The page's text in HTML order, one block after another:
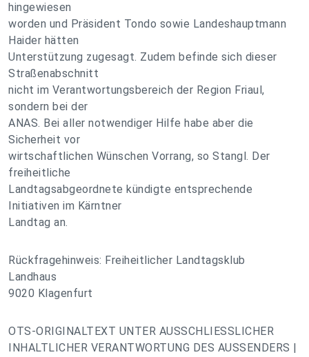
hingewiesen
worden und Präsident Tondo sowie Landeshauptmann
Haider hätten
Unterstützung zugesagt. Zudem befinde sich dieser
Straßenabschnitt
nicht im Verantwortungsbereich der Region Friaul,
sondern bei der
ANAS. Bei aller notwendiger Hilfe habe aber die
Sicherheit vor
wirtschaftlichen Wünschen Vorrang, so Stangl. Der
freiheitliche
Landtagsabgeordnete kündigte entsprechende
Initiativen im Kärntner
Landtag an.
Rückfragehinweis: Freiheitlicher Landtagsklub
Landhaus
9020 Klagenfurt
OTS-ORIGINALTEXT UNTER AUSSCHLIESSLICHER
INHALTLICHER VERANTWORTUNG DES AUSSENDERS |